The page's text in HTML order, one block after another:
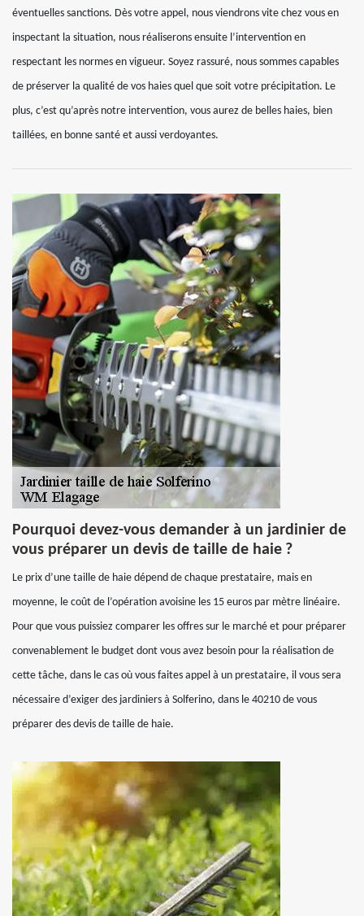
éventuelles sanctions. Dès votre appel, nous viendrons vite chez vous en
inspectant la situation, nous réaliserons ensuite l’intervention en
respectant les normes en vigueur. Soyez rassuré, nous sommes capables
de préserver la qualité de vos haies quel que soit votre précipitation. Le
plus, c’est qu’après notre intervention, vous aurez de belles haies, bien
taillées, en bonne santé et aussi verdoyantes.
Pourquoi devez-vous demander à un jardinier de
vous préparer un devis de taille de haie ?
Le prix d’une taille de haie dépend de chaque prestataire, mais en
moyenne, le coût de l’opération avoisine les 15 euros par mètre linéaire.
Pour que vous puissiez comparer les offres sur le marché et pour préparer
convenablement le budget dont vous avez besoin pour la réalisation de
cette tâche, dans le cas où vous faites appel à un prestataire, il vous sera
nécessaire d’exiger des jardiniers à Solferino, dans le 40210 de vous
préparer des devis de taille de haie.